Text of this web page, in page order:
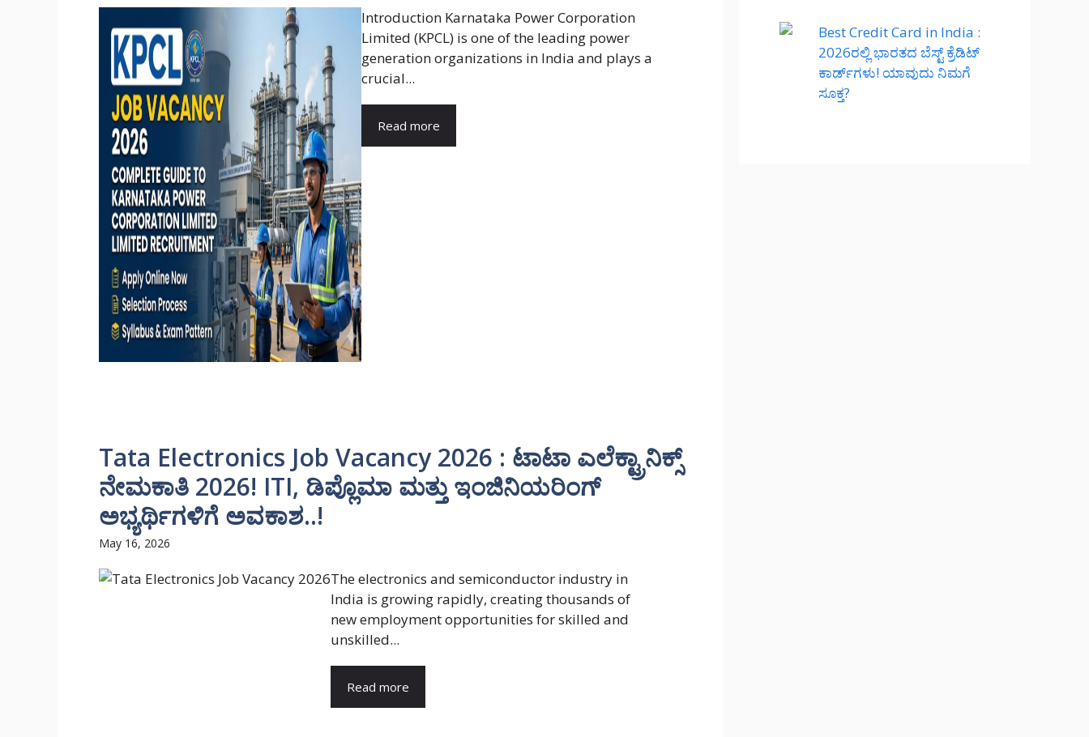
Introduction Karnataka Power Corporation
Limited (KPCL) is one of the leading power
generation organizations in India and plays a
crucial...
Read more
Tata Electronics Job Vacancy 2026 : ಟಾಟಾ ಎಲೆಕ್ಟ್ರಾನಿಕ್ಸ್
ನೇಮಕಾತಿ 2026! ITI, ಡಿಪ್ಲೊಮಾ ಮತ್ತು ಇಂಜಿನಿಯರಿಂಗ್
ಅಭ್ಯರ್ಥಿಗಳಿಗೆ ಅವಕಾಶ..!
May 16, 2026
The electronics and semiconductor industry in
India is growing rapidly, creating thousands of
new employment opportunities for skilled and
unskilled...
Read more
Best Credit Card in India :
2026ರಲ್ಲಿ ಭಾರತದ ಬೆಸ್ಟ್ ಕ್ರೆಡಿಟ್
ಕಾರ್ಡ್‌ಗಳು! ಯಾವುದು ನಿಮಗೆ
ಸೂಕ್ತ?